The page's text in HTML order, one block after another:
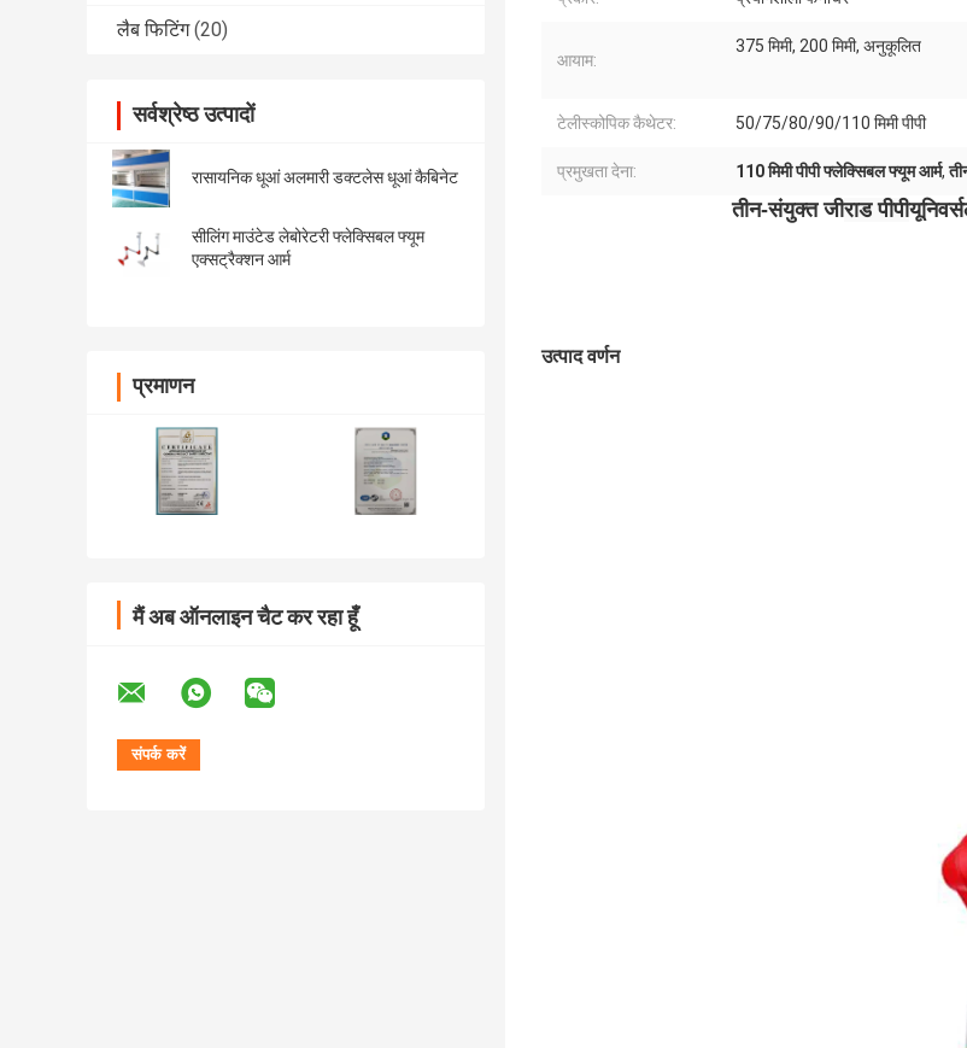
लैब फिटिंग (20)
सर्वश्रेष्ठ उत्पादों
रासायनिक धूआं अलमारी डक्टलेस धूआं कैबिनेट
सीलिंग माउंटेड लेबोरेटरी फ्लेक्सिबल फ्यूम
एक्सट्रैक्शन आर्म
प्रमाणन
मैं अब ऑनलाइन चैट कर रहा हूँ
आयाम:
375 मिमी, 200 मिमी, अनुकूलित
टेलीस्कोपिक कैथेटर: 50/75/80/90/110 मिमी पीपी
प्रमुखता देना: 110 मिमी पीपी फ्लेक्सिबल फ्यूम आर्म,
तीन-संयुक्त जीराड पीपी
उत्पाद वर्णन